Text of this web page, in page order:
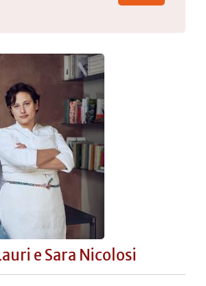
e Sara Nicolosi